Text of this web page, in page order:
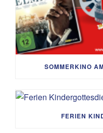
SOMMERKINO
FERIEN